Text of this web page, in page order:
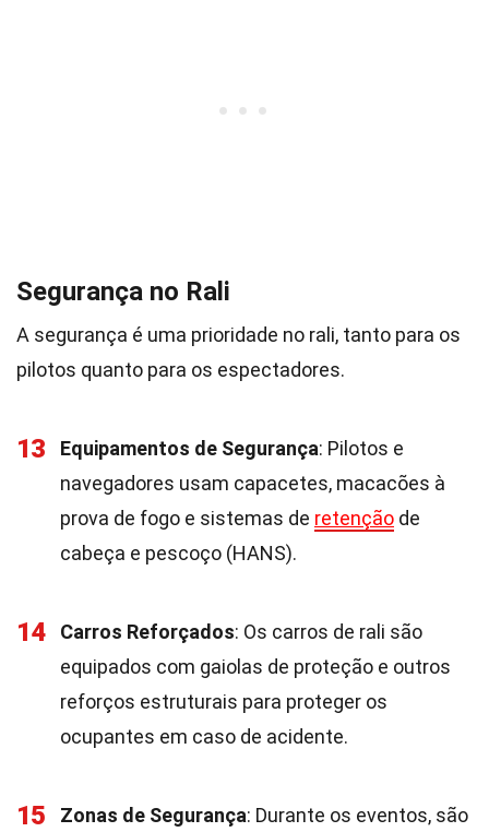
Segurança no Rali
A segurança é uma prioridade no rali, tanto para os
pilotos quanto para os espectadores.
13 Equipamentos de Segurança: Pilotos e
navegadores usam capacetes, macacões à
prova de fogo e sistemas de retenção de
cabeça e pescoço (HANS).
14 Carros Reforçados: Os carros de rali são
equipados com gaiolas de proteção e outros
reforços estruturais para proteger os
ocupantes em caso de acidente.
15 Zonas de Segurança: Durante os eventos, são